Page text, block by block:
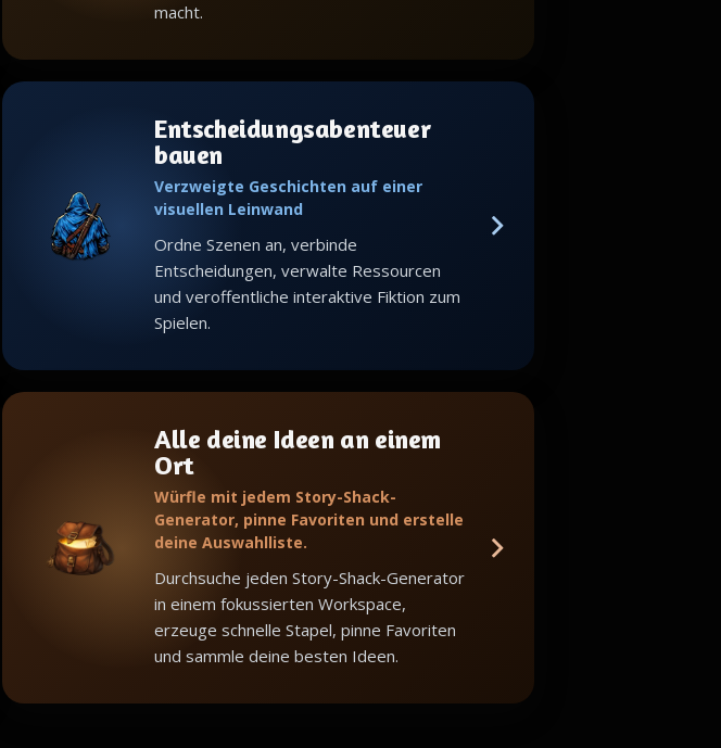
macht.
Entscheidungsabenteuer
bauen
Verzweigte Geschichten auf einer
visuellen Leinwand
Ordne Szenen an, verbinde
Entscheidungen, verwalte Ressourcen
und veroffentliche interaktive Fiktion zum
Spielen.
Alle deine Ideen an einem
Ort
Würfle mit jedem Story-Shack-
Generator, pinne Favoriten und erstelle
deine Auswahlliste.
Durchsuche jeden Story-Shack-Generator
in einem fokussierten Workspace,
erzeuge schnelle Stapel, pinne Favoriten
und sammle deine besten Ideen.